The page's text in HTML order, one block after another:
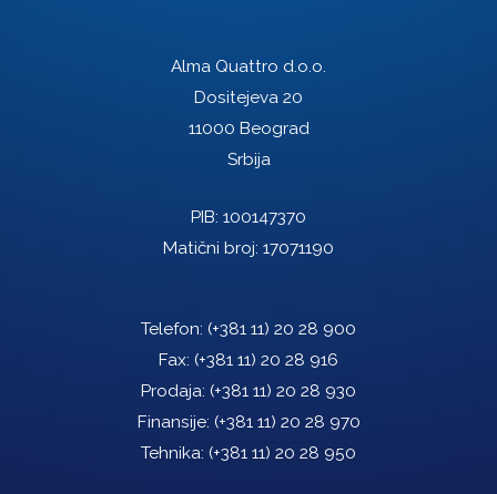
Alma Quattro d.o.o.
Dositejeva 20
11000 Beograd
Srbija
PIB: 100147370
Matični broj: 17071190
Telefon: (+381 11) 20 28 900
Fax: (+381 11) 20 28 916
Prodaja: (+381 11) 20 28 930
Finansije: (+381 11) 20 28 970
Tehnika: (+381 11) 20 28 950